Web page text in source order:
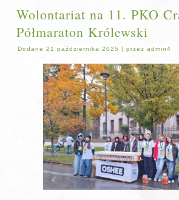
Wolontariat na 11. PKO
Półmaraton Królewski
Dodane 21 października 2025 |przez admin4